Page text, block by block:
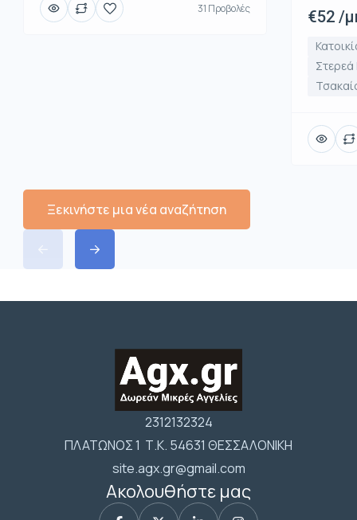
31 Προβολές
€52 /
Ξεκινήστε μια νέα αναζήτηση
2312132324
ΠΛΑΤΩΝΟΣ 1 Τ.Κ. 54631 ΘΕΣΣΑΛΟΝΙΚΗ
site.agx.gr@gmail.com
Ακολουθήστε μας